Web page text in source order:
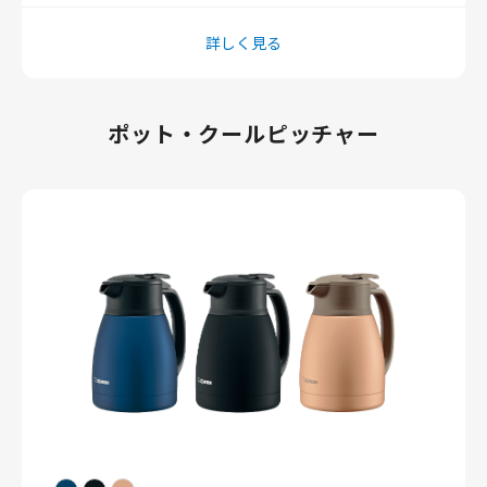
詳しく見る
ポット・クールピッチャー